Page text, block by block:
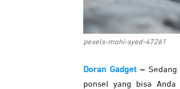
pexels-mohi-syed-47261
Doran Gadget –
ponsel yang bisa